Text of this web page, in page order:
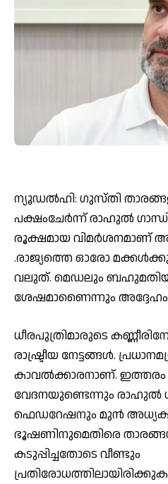
ന്യൂഡല്‍ഹി: ഗുസ്തി
പക്ഷംചേർന്ന് രാഹുല്‍
രൂക്ഷമായ വിമർശനമാണ്
.രാജ്യത്തെ ഓരോ
വലുത്. മെഡലും
ശേഷമാണൈന്നും
ധീരപുത്രിമാരുടെ
രാഷ്ട്രീയ നേട്ടങ്ങള്‍.
കാവല്‍ക്കാരനാണ്.
വേദനയുണ്ടെന്നും രാഹുല്‍
ഫെഡറേഷനും മുന്‍
ഭൂഷണിനുമെതിരെ
കടുപ്പിച്ചതോടെ വീണ്ടും